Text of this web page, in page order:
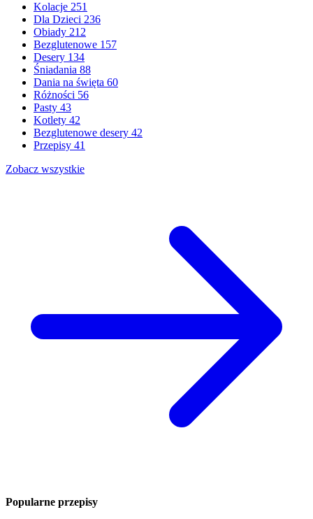
Kolacje 251
Dla Dzieci 236
Obiady 212
Bezglutenowe 157
Desery 134
Śniadania 88
Dania na święta 60
Różności 56
Pasty 43
Kotlety 42
Bezglutenowe desery 42
Przepisy 41
Zobacz wszystkie
Popularne przepisy